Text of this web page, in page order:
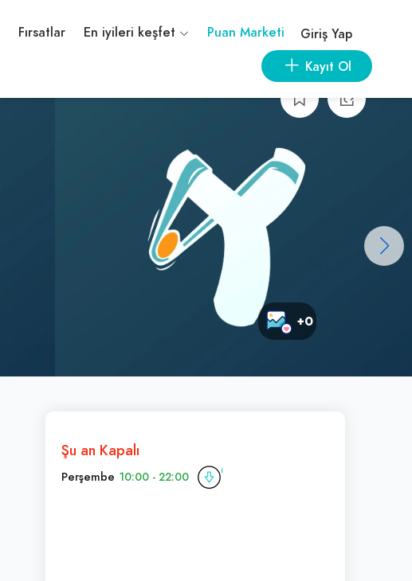
Fırsatlar En iyileri keşfet Puan Marketi
Giriş Yap
Kayıt Ol
+0
Şu an Kapalı
Perşembe 10:00 - 22:00